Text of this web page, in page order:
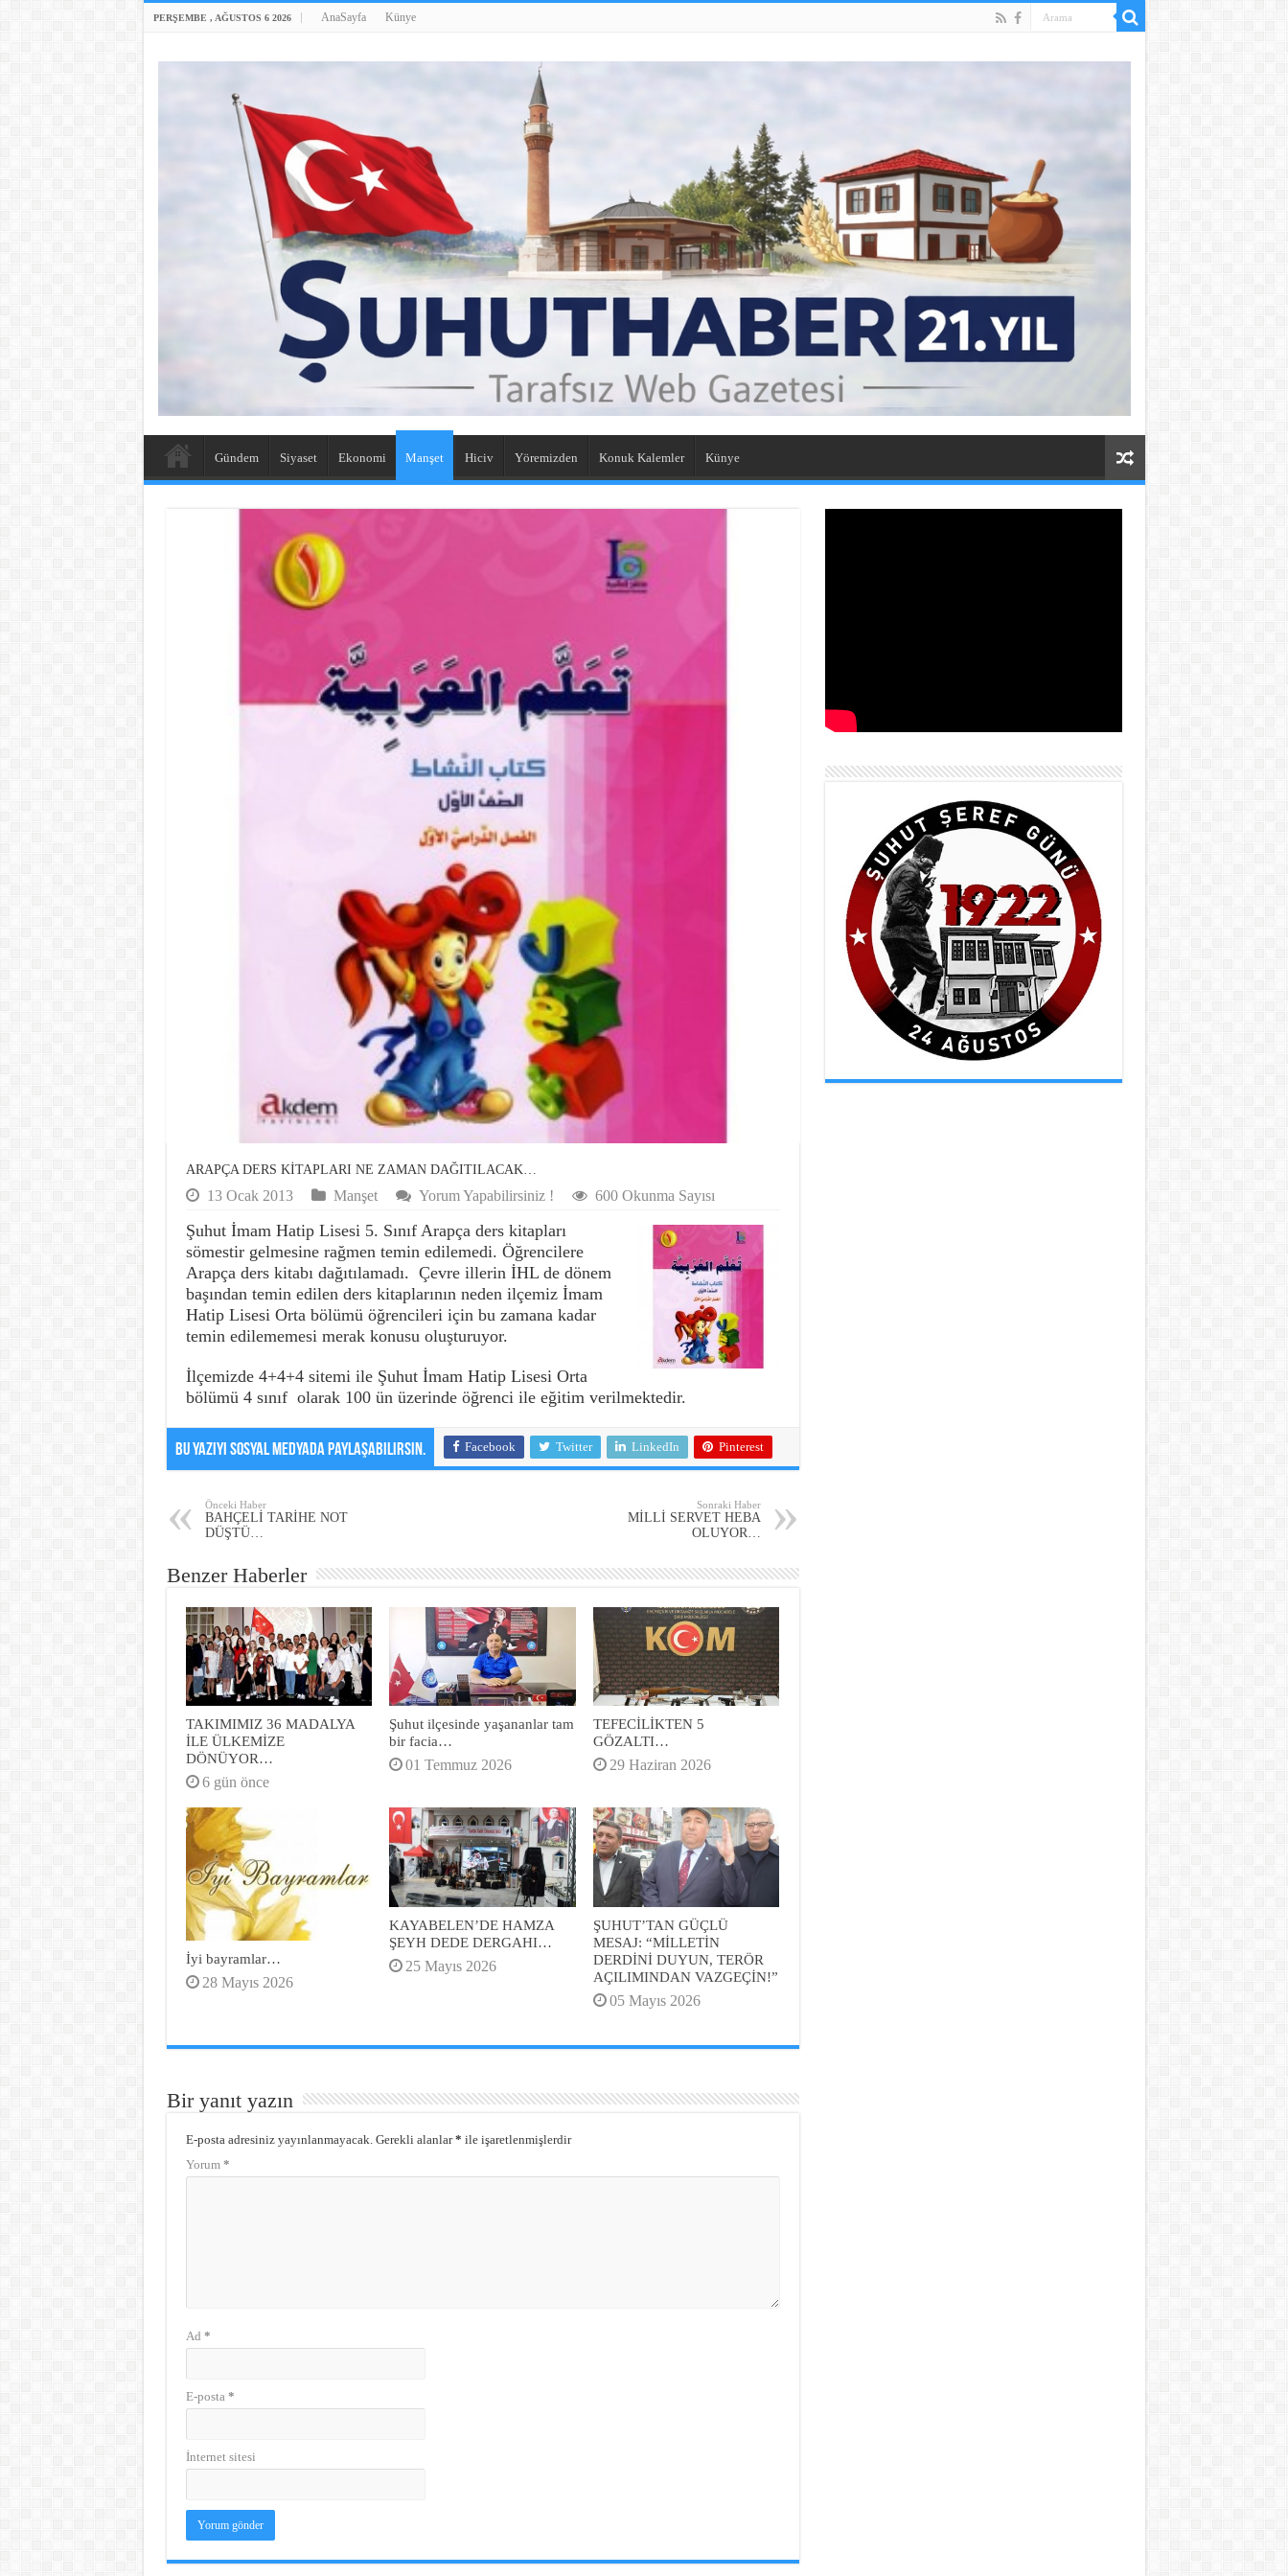
PERŞEMBE , AĞUSTOS 6 2026 AnaSayfa Künye
Gündem Siyaset Ekonomi Manşet Hiciv Yöremizden Konuk Kalemler Künye
ARAPÇA DERS KİTAPLARI NE ZAMAN DAĞITILACAK…
13 Ocak 2013 Manşet Yorum Yapabilirsiniz ! 600 Okunma Sayısı
Şuhut İmam Hatip Lisesi 5. Sınıf Arapça ders kitapları
sömestir gelmesine rağmen temin edilemedi. Öğrencilere
Arapça ders kitabı dağıtılamadı. Çevre illerin İHL de dönem
başından temin edilen ders kitaplarının neden ilçemiz İmam
Hatip Lisesi Orta bölümü öğrencileri için bu zamana kadar
temin edilememesi merak konusu oluşturuyor.
İlçemizde 4+4+4 sitemi ile Şuhut İmam Hatip Lisesi Orta
bölümü 4 sınıf olarak 100 ün üzerinde öğrenci ile eğitim verilmektedir.
Bu Yazıyı Sosyal Medyada Paylaşabilirsin. Facebook Twitter LinkedIn Pinterest
Önceki Haber
BAHÇELİ TARİHE NOT
DÜŞTÜ…
Sonraki Haber
MİLLİ SERVET HEBA
OLUYOR…
Benzer Haberler
TAKIMIMIZ 36 MADALYA
İLE ÜLKEMİZE
DÖNÜYOR…
6 gün önce
Şuhut ilçesinde yaşananlar tam
bir facia…
01 Temmuz 2026
TEFECİLİKTEN 5
GÖZALTI…
29 Haziran 2026
İyi bayramlar…
28 Mayıs 2026
KAYABELEN’DE HAMZA
ŞEYH DEDE DERGAHI…
25 Mayıs 2026
ŞUHUT’TAN GÜÇLÜ
MESAJ: “MİLLETİN
DERDİNİ DUYUN, TERÖR
AÇILIMINDAN VAZGEÇİN!”
05 Mayıs 2026
Bir yanıt yazın
E-posta adresiniz yayınlanmayacak. Gerekli alanlar* ile işaretlenmişlerdir
Yorum *
Ad *
E-posta *
İnternet sitesi